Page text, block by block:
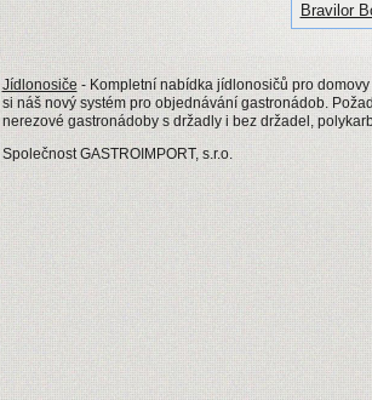
Bravilor
Jídlonosiče - Kompletní nabídka jídlonosičů pro
si náš nový systém pro objednávání gastronádob.
nerezové gastronádoby s držadly i bez držadel,
Společnost GASTROIMPORT, s.r.o.